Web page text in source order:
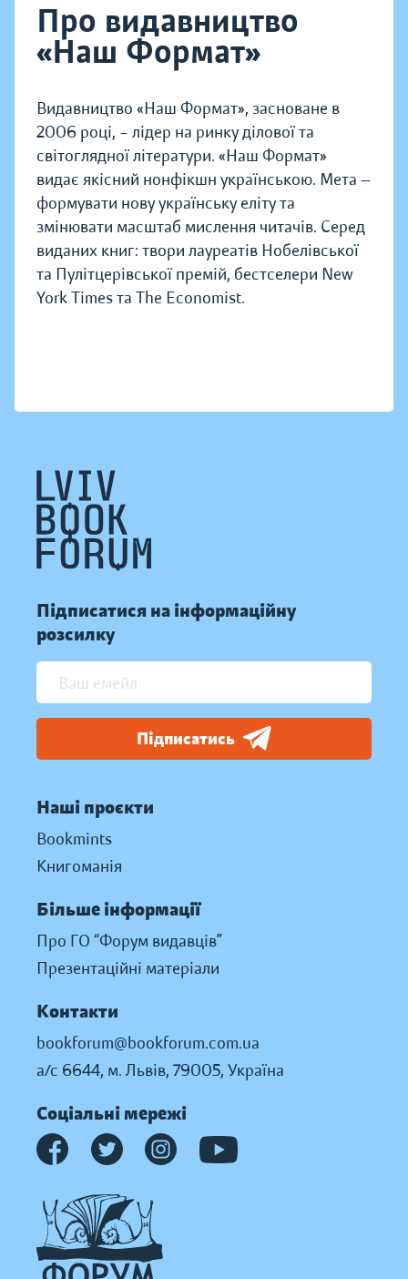
Про видавництво
«Наш Формат»
Видавництво «Наш Формат», засноване в
2006 році, – лідер на ринку ділової та
світоглядної літератури. «Наш Формат»
видає якісний нонфікшн українською. Мета —
формувати нову українську еліту та
змінювати масштаб мислення читачів. Серед
виданих книг: твори лауреатів Нобелівської
та Пулітцерівської премій, бестселери New
York Times та The Economist.
Підписатися на інформаційну
розсилку
Підписатись
Наші проєкти
Bookmints
Книгоманія
Більше інформації
Про ГО “Форум видавців”
Презентаційні матеріали
Контакти
bookforum@bookforum.com.ua
а/с 6644, м. Львів, 79005, Україна
Соціальні мережі